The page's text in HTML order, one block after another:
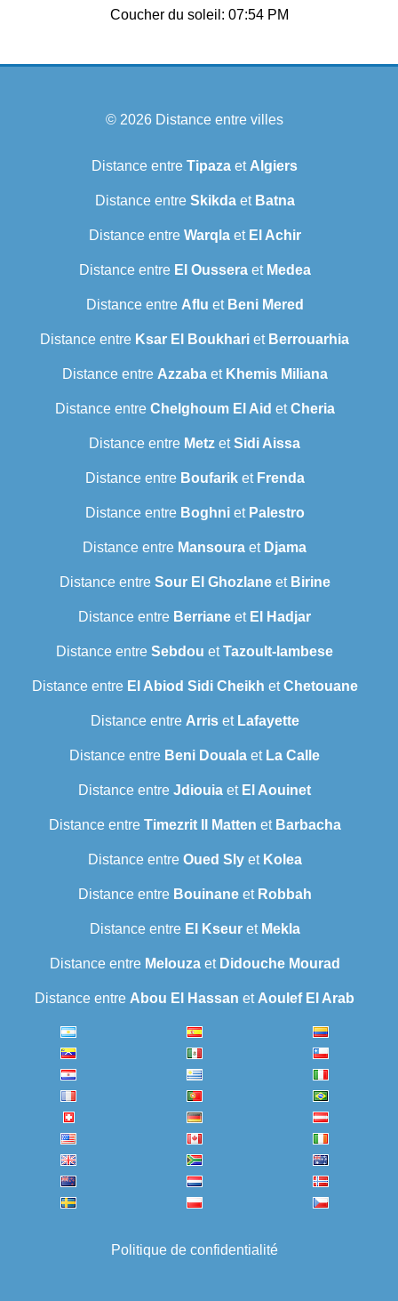
Coucher du soleil: 07:54 PM
© 2026 Distance entre villes
Distance entre Tipaza et Algiers
Distance entre Skikdaet Batna
Distance entre Warqlaet El Achir
Distance entre El Ousseraet Medea
Distance entre Aflu et Beni Mered
Distance entre Ksar El Boukhari et Berrouarhia
Distance entre Azzabaet Khemis Miliana
Distance entre Chelghoum El Aid etCheria
Distance entre Metz etSidi Aissa
Distance entre Boufariket Frenda
Distance entre Boghniet Palestro
Distance entre Mansoura et Djama
Distance entre Sour El Ghozlaneet Birine
Distance entre Berriane et El Hadjar
Distance entre Sebdou etTazoult-lambese
Distance entre El Abiod Sidi Cheikh etChetouane
Distance entre Arriset Lafayette
Distance entre Beni Douala et La Calle
Distance entre Jdiouia et El Aouinet
Distance entre Timezrit Il Matten et Barbacha
Distance entre Oued Slyet Kolea
Distance entre Bouinaneet Robbah
Distance entre El Kseuret Mekla
Distance entre Melouzaet Didouche Mourad
Distance entre Abou El Hassan et Aoulef El Arab
Politique de confidentialité